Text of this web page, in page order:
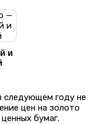
и
следующем году не
цен на золото
бумаг.